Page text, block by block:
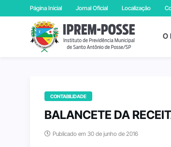
Página Inicial Jornal Oficial Localização
O
CONTABILIDADE
BALANCETE DA
Publicado em 30 de junho de 2016